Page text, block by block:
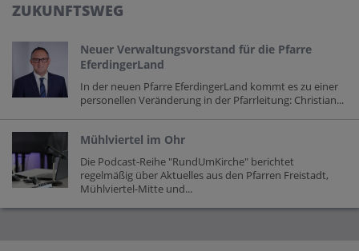
ZUKUNFTSWEG
Neuer Verwaltungsvorstand für die Pfarre
EferdingerLand
In der neuen Pfarre EferdingerLand kommt es zu einer
personellen Veränderung in der Pfarrleitung: Christian...
Mühlviertel im Ohr
Die Podcast-Reihe "RundUmKirche" berichtet
regelmäßig über Aktuelles aus den Pfarren Freistadt,
Mühlviertel-Mitte und...